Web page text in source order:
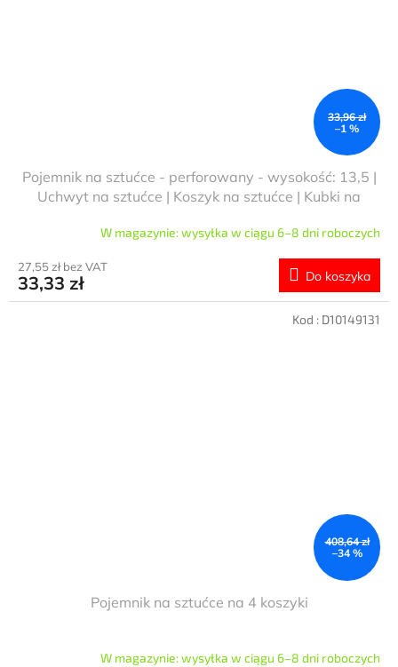
33,96 zł
–1 %
Pojemnik na sztućce - perforowany - wysokość: 13,5 |
Uchwyt na sztućce | Koszyk na sztućce | Kubki na
W magazynie: wysyłka w ciągu 6–8 dni roboczych
27,55 zł bez VAT
33,33 zł Do koszyka
408,64 zł
–34 %
Pojemnik na sztućce na 4 koszyki
W magazynie: wysyłka w ciągu 6–8 dni roboczych
Kod : D10149131